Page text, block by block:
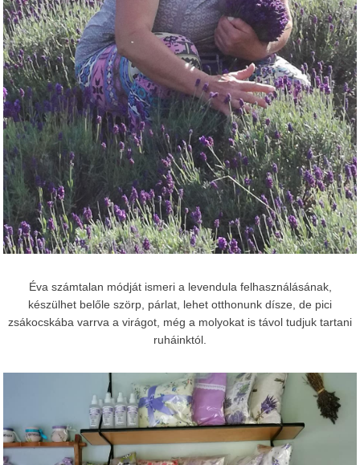
Éva számtalan módját ismeri a levendula felhasználásának,
készülhet belőle szörp, párlat, lehet otthonunk dísze, de pici
zsákocskába varrva a virágot, még a molyokat is távol tudjuk tartani
ruháinktól.